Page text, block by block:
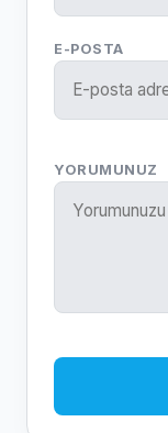
E-POSTA
YORUMUNUZ